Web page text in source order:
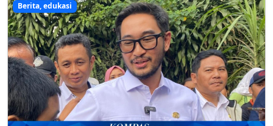
Berita, edukasi